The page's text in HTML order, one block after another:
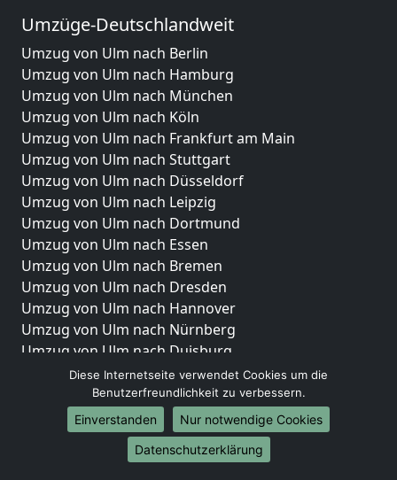
Umzüge-Deutschlandweit
Umzug von Ulm nach Berlin
Umzug von Ulm nach Hamburg
Umzug von Ulm nach München
Umzug von Ulm nach Köln
Umzug von Ulm nach Frankfurt am Main
Umzug von Ulm nach Stuttgart
Umzug von Ulm nach Düsseldorf
Umzug von Ulm nach Leipzig
Umzug von Ulm nach Dortmund
Umzug von Ulm nach Essen
Umzug von Ulm nach Bremen
Umzug von Ulm nach Dresden
Umzug von Ulm nach Hannover
Umzug von Ulm nach Nürnberg
Umzug von Ulm nach Duisburg
Umzug von Ulm nach Bochum
Umzug von Ulm nach Wuppertal
Umzug von Ulm nach Bielefeld
Umzug von Ulm nach Bonn
Umzug von Ulm nach Münster
Diese Internetseite verwendet Cookies um die
Benutzerfreundlichkeit zu verbessern.
Einverstanden
Nur notwendige Cookies
Datenschutzerklärung